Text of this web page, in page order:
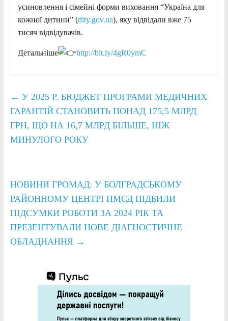
усиновлення і сімейні форми виховання “Україна для
кожної дитини” (dity.gov.ua), яку відвідали вже 75
тисяч відвідувачів.
Детальніше http://bit.ly/4gR0ymC
← У 2025 Р. БЮДЖЕТ ПРОГРАМИ МЕДИЧНИХ
ГАРАНТІЙ СТАНОВИТЬ ПОНАД 175,5 МЛРД
ГРН, ЩО НА 16,7 МЛРД БІЛЬШЕ, НІЖ
МИНУЛОГО РОКУ
НОВИНИ ГРОМАД: У БОЛГРАДСЬКОМУ
РАЙОННОМУ ЦЕНТРІ ПМСД ПІДБИЛИ
ПІДСУМКИ РОБОТИ ЗА 2024 РІК ТА
ПРЕЗЕНТУВАЛИ НОВЕ ДІАГНОСТИЧНЕ
ОБЛАДНАННЯ →